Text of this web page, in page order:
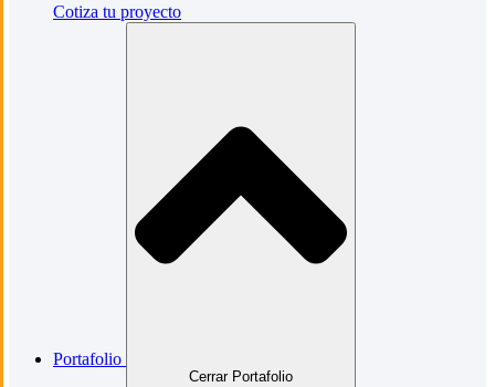
Cotiza tu proyecto
Portafolio
Cerrar Portafolio